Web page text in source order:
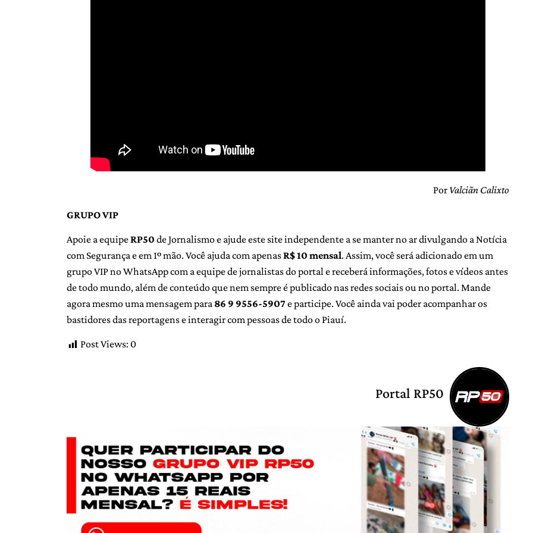
Por Valciãn Calixto
GRUPO VIP
Apoie a equipeRP50 de Jornalismo e ajude este site independente a se manter no ar divulgando a Notícia
com Segurança e em 1º mão. Você ajuda com apenasR$ 10 mensal. Assim, você será adicionado em um
grupo VIP no WhatsApp com a equipe de jornalistas do portal e receberá informações, fotos e vídeos antes
de todo mundo, além de conteúdo que nem sempre é publicado nas redes sociais ou no portal. Mande
agora mesmo uma mensagem para 86 9 9556-5907e participe. Você ainda vai poder acompanhar os
bastidores das reportagens e interagir com pessoas de todo o Piauí.
Post Views: 0
Portal RP50